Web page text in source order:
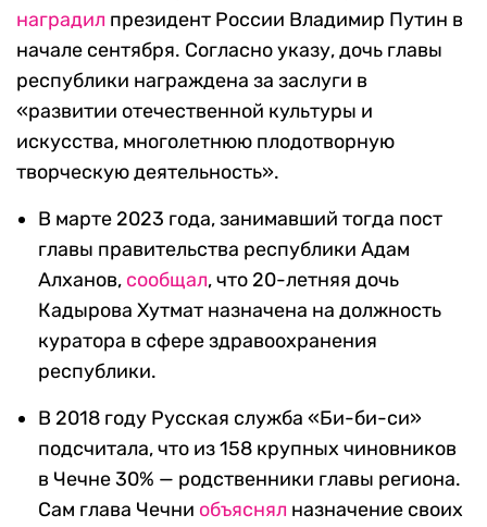
наградил президент России Владимир Путин в
начале сентября. Согласно указу, дочь главы
республики награждена за заслуги в
«развитии отечественной культуры и
искусства, многолетнюю плодотворную
творческую деятельность».
В марте 2023 года, занимавший тогда пост
главы правительства республики Адам
Алханов, сообщал, что 20-летняя дочь
Кадырова Хутмат назначена на должность
куратора в сфере здравоохранения
республики.
В 2018 году Русская служба «Би-би-си»
подсчитала, что из 158 крупных чиновников
в Чечне 30% — родственники главы региона.
Сам глава Чечни объяснял назначение своих